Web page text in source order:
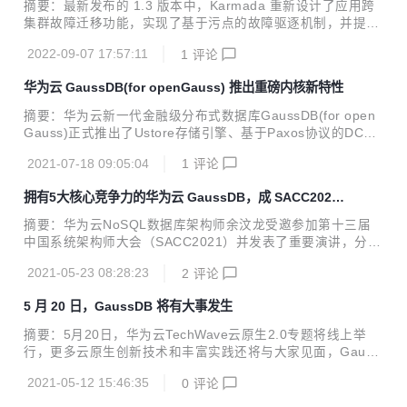
摘要：最新发布的 1.3 版本中，Karmada 重新设计了应用跨
集群故障迁移功能，实现了基于污点的故障驱逐机制，并提供
（不断服）。 本文分享自华为云社区《Karmada v1.3：更优
放的多云多集群容器编排引擎，旨在帮助用户在多云环境下部
署和运维业务应用。凭借兼容 Kubernetes 原生 API 的能力，
Karmada 可以平滑迁移单集群工作负载，并且仍可保持与 Ku
bernetes 周边生态工具链协同。 在最新发布的 1.3 版本中，
Karmada 重新设计了应用跨集群故...
2022-09-07 17:57:11 1 评论
华为云 GaussDB(for openGauss) 推出重磅内核新特性
摘要：华为云新一代金融级分布式数据库GaussDB(for open
Gauss)正式推出了Ustore存储引擎、基于Paxos协议的DCF
新比以往任何时候都要来得迅猛一些，数据库技术也在这股技
核技术也随之实现了跃迁式发展。 华为云数据库历来重视内核
技术研发，拥有丰富的数据库内核研发经验，并持续构筑了一
系列极具竞争力的内核特性。近期，华为云新一代金融级分布
擎、基于Paxos协议的DCF高可用组件等多个重大内核...
2021-07-18 09:05:04 1 评论
拥有5大核心竞争力的华为云 GaussDB，成 SACC2021
最靓那一个
摘要：华为云NoSQL数据库架构师余汶龙受邀参加第十三届
中国系统架构师大会（SACC2021）并发表了重要演讲，分享
产品核心竞争力，以创新技术构建业务敏捷性，驱动企业数字
十三届中国系统架构师大会（SACC2021）在云端进行网络直
播。华为云NoSQL数据库架构师余汶龙受邀参加并发表了重
要演讲，分享了GaussDB(for Redis)的存算分离架构设计理
驱动企业数字化转型。 Redis作为业界最受欢迎的NoSQ...
2021-05-23 08:28:23 2 评论
5 月 20 日，GaussDB 将有大事发生
摘要：5月20日，华为云TechWave云原生2.0专题将线上举
行，更多云原生创新技术和丰富实践还将与大家见面，Gauss
echWave云原生2.0专题日即将举行，GaussDB再次升级亮
2021-05-12 15:46:35 0 评论